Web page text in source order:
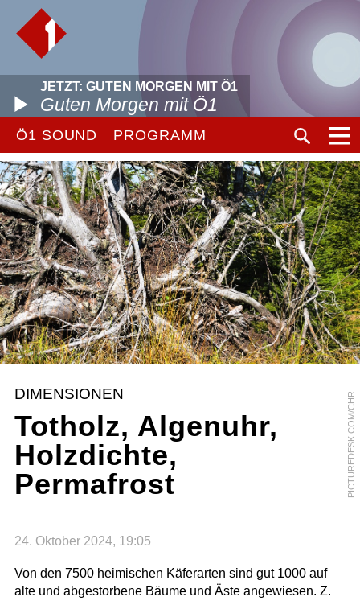
JETZT: GUTEN MORGEN MIT Ö1
Guten Morgen mit Ö1
Ö1 SOUND PROGRAMM
P
I
C
T
U
R
E
D
E
S
K
.
C
O
M
/
C
H
R
O
M
O
R
A
N
G
E
/
A
L
F
R
E
D
H
O
F
E
R
DIMENSIONEN
Totholz, Algenuhr,
Holzdichte,
Permafrost
24. Oktober 2024, 19:05
Von den 7500 heimischen Käferarten sind gut 1000 auf
alte und abgestorbene Bäume und Äste angewiesen. Z.